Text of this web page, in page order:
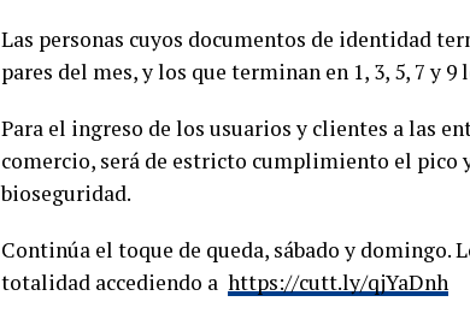
Las personas cuyos documentos de identidad
pares del mes, y los que terminan en 1, 3, 5, 7 y 9
Para el ingreso de los usuarios y clientes a las
comercio, será de estricto cumplimiento el pico
bioseguridad.
Continúa el toque de queda, sábado y domingo.
totalidad accediendo a https://cutt.ly/qjYaDnh